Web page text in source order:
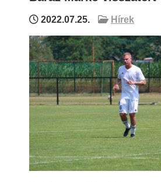
2022.07.25. Hírek